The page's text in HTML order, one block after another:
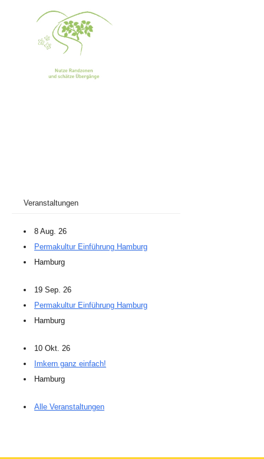
Veranstaltungen
8 Aug. 26
Permakultur Einführung Hamburg
Hamburg
19 Sep. 26
Permakultur Einführung Hamburg
Hamburg
10 Okt. 26
Imkern ganz einfach!
Hamburg
Alle Veranstaltungen